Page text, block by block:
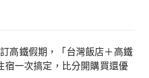
高鐵假期，「台灣飯店＋高鐵
宿一次搞定，比分開購買還優